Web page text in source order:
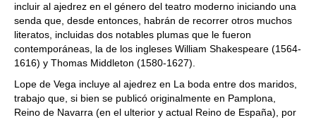
incluir al ajedrez en el género del teatro moderno iniciando una
senda que, desde entonces, habrán de recorrer otros muchos
literatos, incluidas dos notables plumas que le fueron
contemporáneas, la de los ingleses William Shakespeare (1564-
1616) y Thomas Middleton (1580-1627).
Lope de Vega incluye al ajedrez en La boda entre dos maridos,
trabajo que, si bien se publicó originalmente en Pamplona,
Reino de Navarra (en el ulterior y actual Reino de España), por